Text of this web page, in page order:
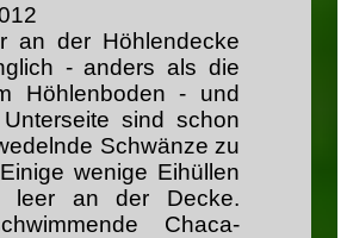
an der Höhlendecke
- anders als die
Höhlenboden - und
sind schon
Schwänze zu
wenige Eihüllen
leer an der Decke.
Chaca-